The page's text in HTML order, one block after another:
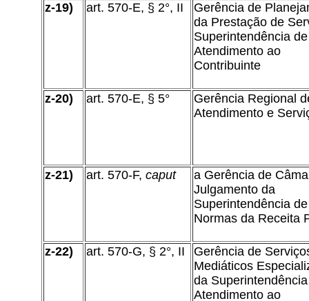
z-19) art. 570-E, § 2°, II
Gerência de
da Prestação de
Superintendência de
Atendimento ao
Contribuinte
z-20) art. 570-E, § 5°
Gerência Regional
Atendimento e
z-21) art. 570-F, caput
a Gerência de
Julgamento da
Superintendência de
Normas da Receita
z-22) art. 570-G, § 2°, II
Gerência de
Mediáticos
da
Atendimento ao